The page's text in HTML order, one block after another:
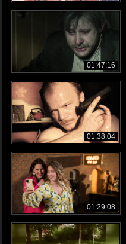
01:47:16
01:38:04
01:29:08